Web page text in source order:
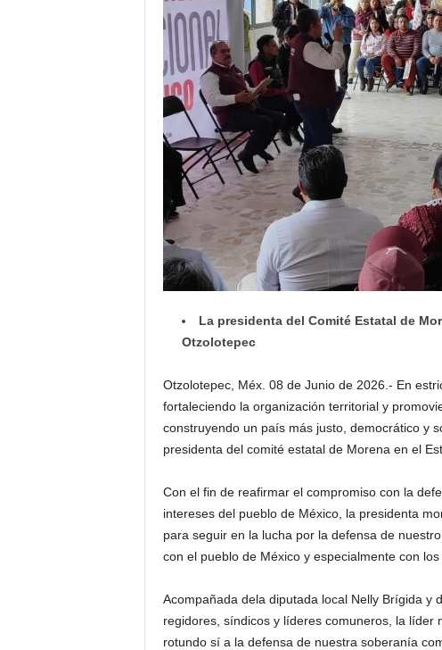
La presidenta del Comité Estatal de
Otzolotepec
Otzolotepec, Méx. 08 de Junio de 2026.- En
fortaleciendo la organización territorial y
construyendo un país más justo, democrático y
presidenta del comité estatal de Morena en el
Con el fin de reafirmar el compromiso con la
intereses del pueblo de México, la presidenta
para seguir en la lucha por la defensa de
con el pueblo de México y especialmente con los
Acompañada dela diputada local Nelly Brígida y
regidores, síndicos y líderes comuneros, la líder
rotundo sí a la defensa de nuestra soberanía